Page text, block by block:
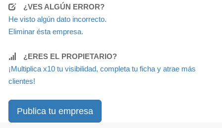
¿VES ALGÚN ERROR?
He visto algún dato incorrecto.
Eliminar ésta empresa.
¿ERES EL PROPIETARIO?
¡Multiplica x10 tu visibilidad, completa tu ficha y atrae más
clientes!
Publica tu empresa